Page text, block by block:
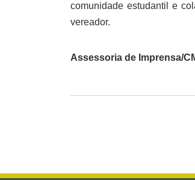
comunidade estudantil e
vereador.
Assessoria de Imprensa/